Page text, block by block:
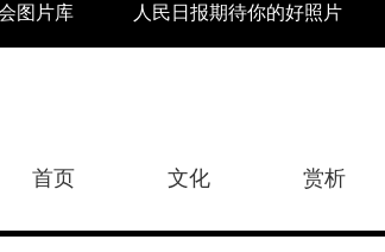
图片库 人民日报期待你的好照片
首页 文化 赏析